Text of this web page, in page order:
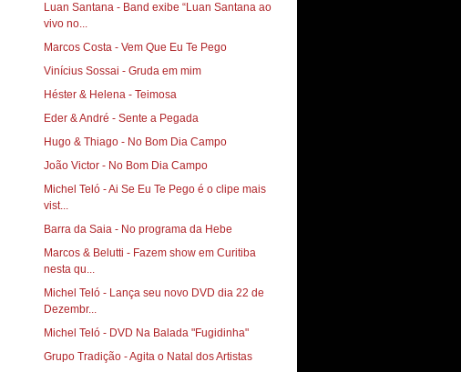
Luan Santana - Band exibe “Luan Santana ao
vivo no...
Marcos Costa - Vem Que Eu Te Pego
Vinícius Sossai - Gruda em mim
Héster & Helena - Teimosa
Eder & André - Sente a Pegada
Hugo & Thiago - No Bom Dia Campo
João Victor - No Bom Dia Campo
Michel Teló - Ai Se Eu Te Pego é o clipe mais
vist...
Barra da Saia - No programa da Hebe
Marcos & Belutti - Fazem show em Curitiba
nesta qu...
Michel Teló - Lança seu novo DVD dia 22 de
Dezembr...
Michel Teló - DVD Na Balada "Fugidinha"
Grupo Tradição - Agita o Natal dos Artistas